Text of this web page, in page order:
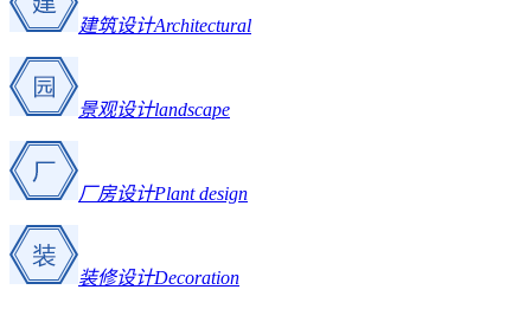
建筑设计Architectural
景观设计landscape
厂房设计Plant design
装修设计Decoration